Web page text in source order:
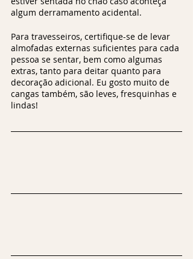
algum derramamento acidental.
Para travesseiros, certifique-se de levar
almofadas externas suficientes para cada
pessoa se sentar, bem como algumas
extras, tanto para deitar quanto para
decoração adicional. Eu gosto muito de
cangas também, são leves, fresquinhas e
lindas!